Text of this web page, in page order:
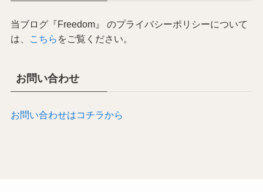
当ブログ『Freedom』 のプライバシーポリシーについて
は、
こちら をご覧ください。
お問い合わせ
お問い合わせはコチラから